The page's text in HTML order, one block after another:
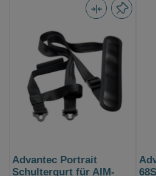
Advantec Portrait
Schultergurt für AIM-